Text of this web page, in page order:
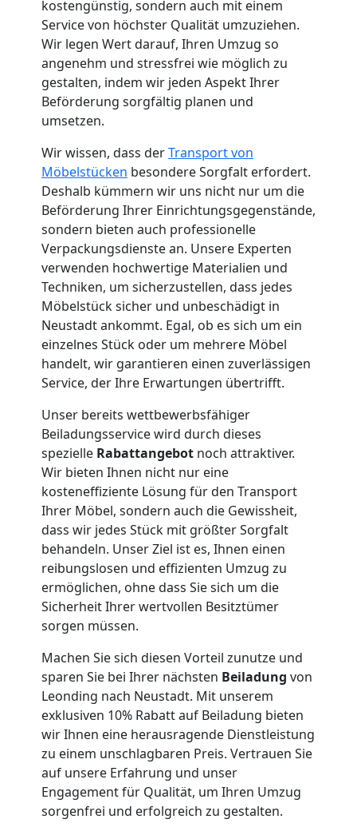
kostengünstig, sondern auch mit einem
Service von höchster Qualität umzuziehen.
Wir legen Wert darauf, Ihren Umzug so
angenehm und stressfrei wie möglich zu
gestalten, indem wir jeden Aspekt Ihrer
Beförderung sorgfältig planen und
umsetzen.
Wir wissen, dass derTransport von
Möbelstücken besondere Sorgfalt erfordert.
Deshalb kümmern wir uns nicht nur um die
Beförderung Ihrer Einrichtungsgegenstände,
sondern bieten auch professionelle
Verpackungsdienste an. Unsere Experten
verwenden hochwertige Materialien und
Techniken, um sicherzustellen, dass jedes
Möbelstück sicher und unbeschädigt in
Neustadt ankommt. Egal, ob es sich um ein
einzelnes Stück oder um mehrere Möbel
handelt, wir garantieren einen zuverlässigen
Service, der Ihre Erwartungen übertrifft.
Unser bereits wettbewerbsfähiger
Beiladungsservice wird durch dieses
spezielle Rabattangebot noch attraktiver.
Wir bieten Ihnen nicht nur eine
kosteneffiziente Lösung für den Transport
Ihrer Möbel, sondern auch die Gewissheit,
dass wir jedes Stück mit größter Sorgfalt
behandeln. Unser Ziel ist es, Ihnen einen
reibungslosen und effizienten Umzug zu
ermöglichen, ohne dass Sie sich um die
Sicherheit Ihrer wertvollen Besitztümer
sorgen müssen.
Machen Sie sich diesen Vorteil zunutze und
sparen Sie bei Ihrer nächsten Beiladung von
Leonding nach Neustadt. Mit unserem
exklusiven 10% Rabatt auf Beiladung bieten
wir Ihnen eine herausragende Dienstleistung
zu einem unschlagbaren Preis. Vertrauen Sie
auf unsere Erfahrung und unser
Engagement für Qualität, um Ihren Umzug
sorgenfrei und erfolgreich zu gestalten.
Küchenumzug
Leonding
Umzug
und
Lagerung
Leonding
Full-
Service-
Umzug
Leonding
Qualitäts-
Umzüge
Leonding
Vereinsumzug
Leonding
Anfrage
Möbeltransport